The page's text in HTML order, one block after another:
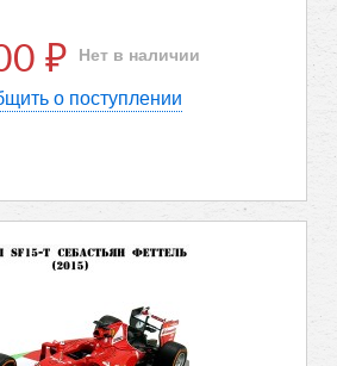
₽ Нет в наличии
о поступлении